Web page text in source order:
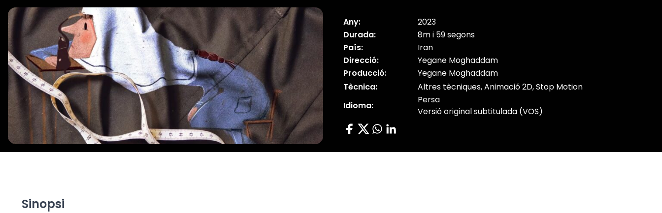
Any:
2023
Durada:
8m i 59 segons
País:
Iran
Direcció:
Yegane Moghaddam
Producció:
Yegane Moghaddam
Tècnica:
Altres tècniques, Animació 2D, Stop Motion
Idioma:
Persa
Versió original subtitulada (VOS)
Sinopsi